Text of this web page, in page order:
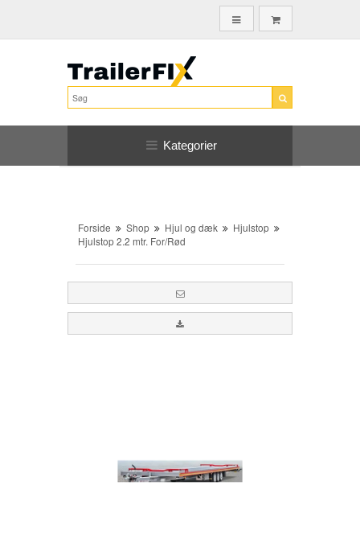
Kategorier
Forside Shop Hjul og dæk
Hjulstop
Hjulstop 2.2 mtr. For/Rød